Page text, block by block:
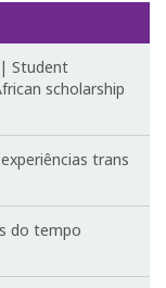
| Student
scholarship
trans
do tempo